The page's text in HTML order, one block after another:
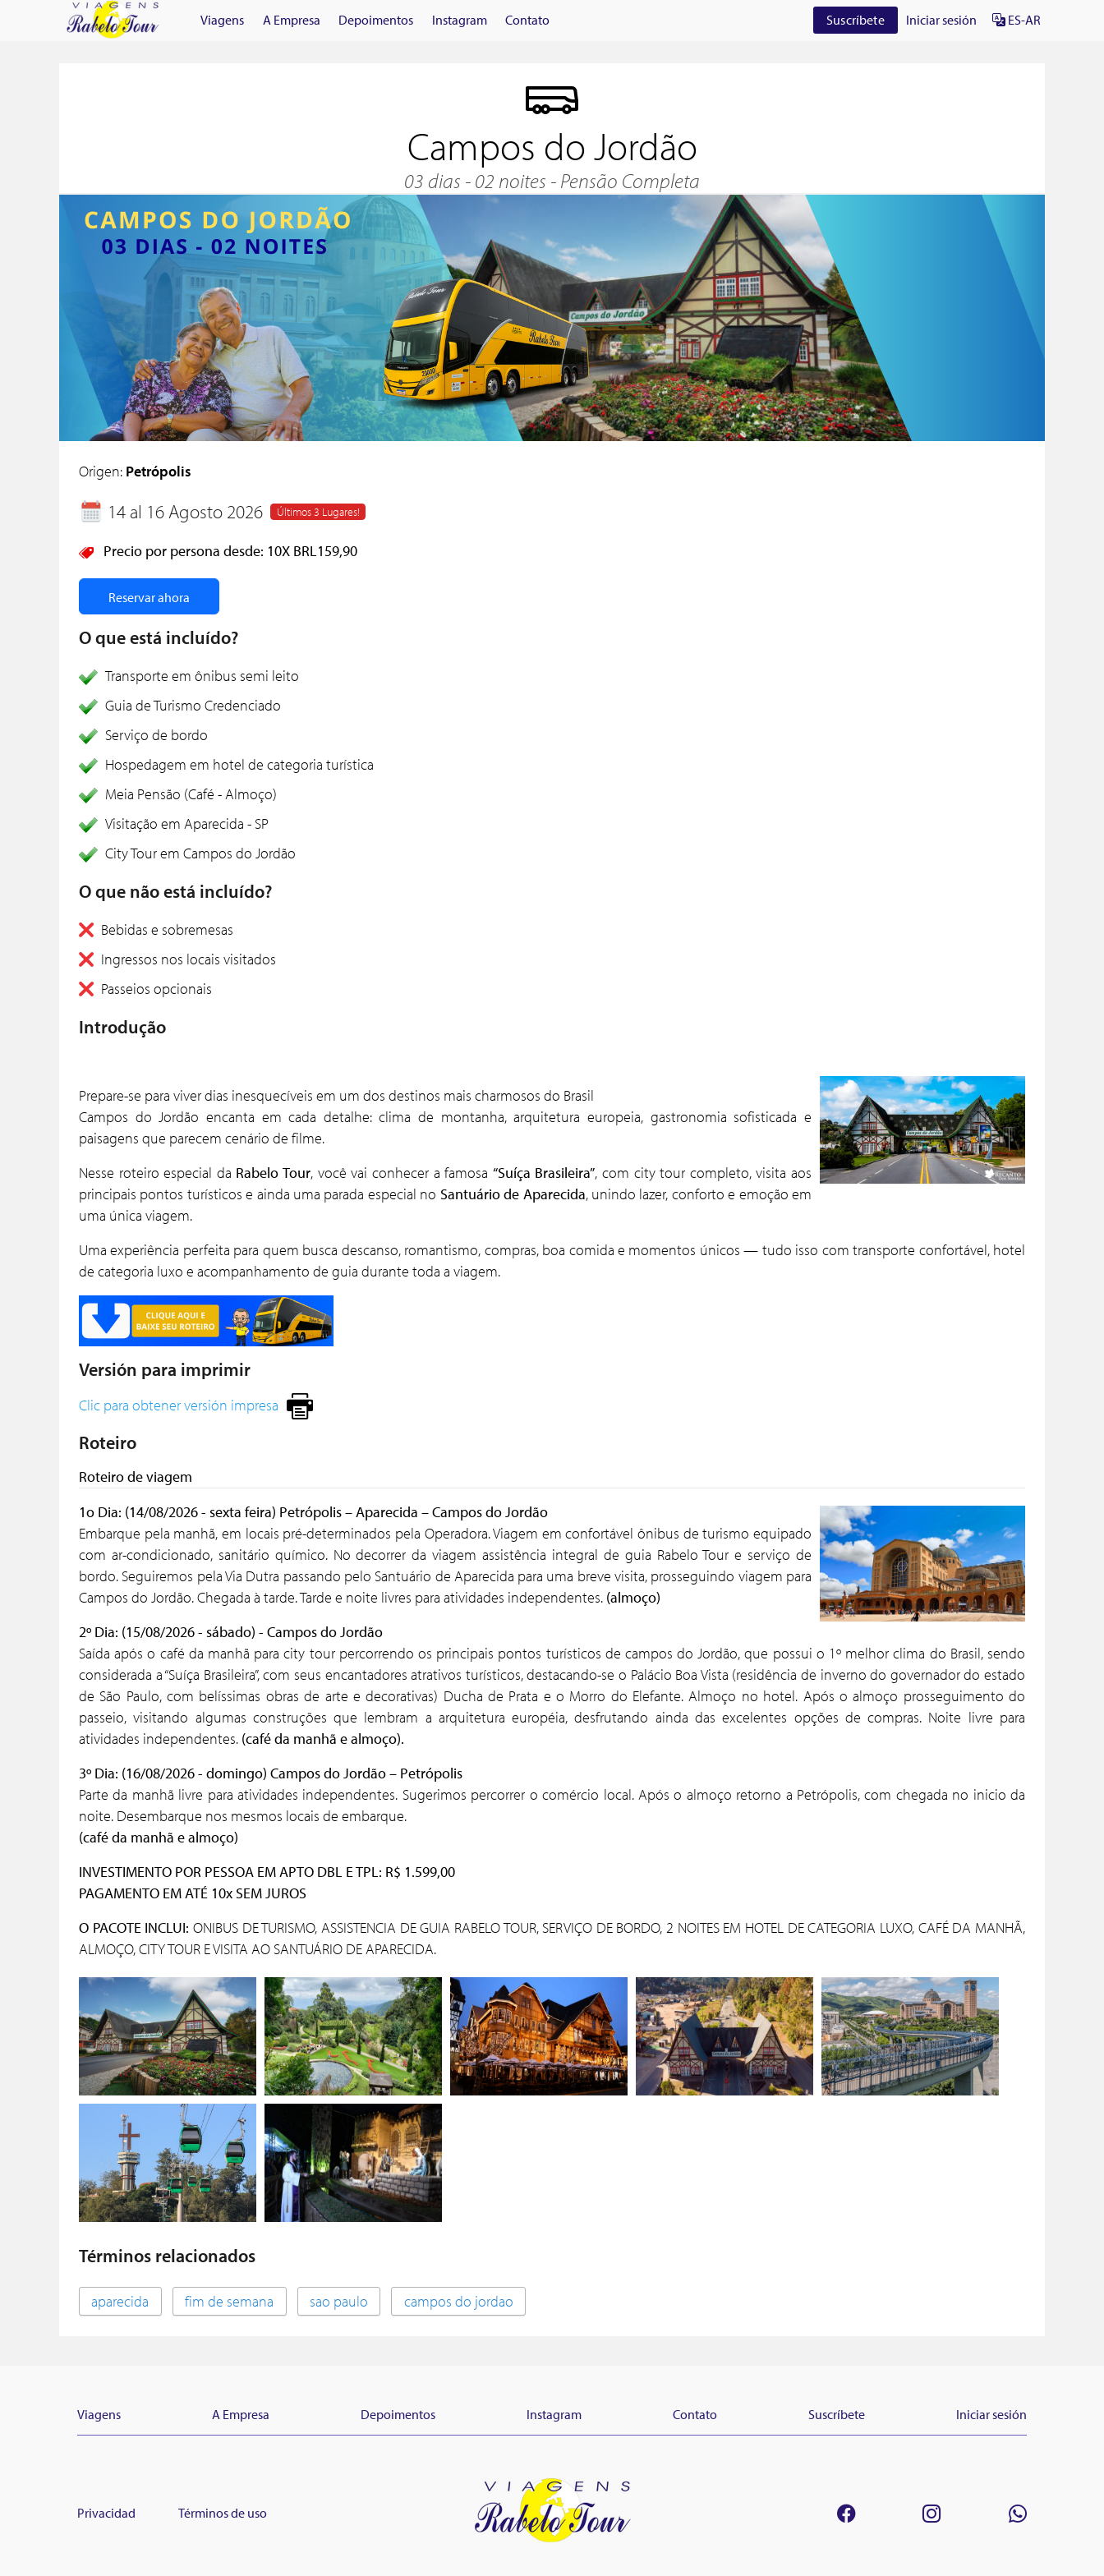
Viagens A Empresa Depoimentos Instagram Contato Suscríbete Iniciar sesión ES-AR
Campos do Jordão
03 dias - 02 noites - Pensão Completa
Origen: Petrópolis
14 al 16 Agosto 2026 Últimos 3 Lugares!
Precio por persona desde: 10X BRL159,90
Reservar ahora
O que está incluído?
Transporte em ônibus semi leito
Guia de Turismo Credenciado
Serviço de bordo
Hospedagem em hotel de categoria turística
Meia Pensão (Café - Almoço)
Visitação em Aparecida - SP
City Tour em Campos do Jordão
O que não está incluído?
Bebidas e sobremesas
Ingressos nos locais visitados
Passeios opcionais
Introdução
Prepare-se para viver dias inesquecíveis em um dos destinos mais charmosos do Brasil
Campos do Jordão encanta em cada detalhe: clima de montanha, arquitetura europeia, gastronomia sofisticada e
paisagens que parecem cenário de filme.
Nesse roteiro especial da Rabelo Tour, você vai conhecer a famosa “Suíça Brasileira”, com city tour completo, visita aos
principais pontos turísticos e ainda uma parada especial no Santuário de Aparecida, unindo lazer, conforto e emoção em
uma única viagem.
Uma experiência perfeita para quem busca descanso, romantismo, compras, boa comida e momentos únicos — tudo isso com transporte confortável, hotel
de categoria luxo e acompanhamento de guia durante toda a viagem.
Versión para imprimir
Clic para obtener versión impresa
Roteiro
Roteiro de viagem
1o Dia: (14/08/2026 - sexta feira) Petrópolis – Aparecida – Campos do Jordão
Embarque pela manhã, em locais pré-determinados pela Operadora. Viagem em confortável ônibus de turismo equipado
com ar-condicionado, sanitário químico. No decorrer da viagem assistência integral de guia Rabelo Tour e serviço de
bordo. Seguiremos pela Via Dutra passando pelo Santuário de Aparecida para uma breve visita, prosseguindo viagem para
Campos do Jordão. Chegada à tarde. Tarde e noite livres para atividades independentes. (almoço)
2º Dia: (15/08/2026 - sábado) - Campos do Jordão
Saída após o café da manhã para city tour percorrendo os principais pontos turísticos de campos do Jordão, que possui o 1º melhor clima do Brasil, sendo
considerada a “Suíça Brasileira”, com seus encantadores atrativos turísticos, destacando-se o Palácio Boa Vista (residência de inverno do governador do estado
de São Paulo, com belíssimas obras de arte e decorativas) Ducha de Prata e o Morro do Elefante. Almoço no hotel. Após o almoço prosseguimento do
passeio, visitando algumas construções que lembram a arquitetura européia, desfrutando ainda das excelentes opções de compras. Noite livre para
atividades independentes. (café da manhã e almoço).
3º Dia: (16/08/2026 - domingo) Campos do Jordão – Petrópolis
Parte da manhã livre para atividades independentes. Sugerimos percorrer o comércio local. Após o almoço retorno a Petrópolis, com chegada no inicio da
noite. Desembarque nos mesmos locais de embarque.
(café da manhã e almoço)
INVESTIMENTO POR PESSOA EM APTO DBL E TPL: R$ 1.599,00
PAGAMENTO EM ATÉ 10x SEM JUROS
O PACOTE INCLUI: ONIBUS DE TURISMO, ASSISTENCIA DE GUIA RABELO TOUR, SERVIÇO DE BORDO, 2 NOITES EM HOTEL DE CATEGORIA LUXO, CAFÉ DA MANHÃ,
ALMOÇO, CITY TOUR E VISITA AO SANTUÁRIO DE APARECIDA.
Términos relacionados
aparecida fim de semana sao paulo campos do jordao
Viagens A Empresa Depoimentos Instagram Contato Suscríbete Iniciar sesión
Privacidad Términos de uso